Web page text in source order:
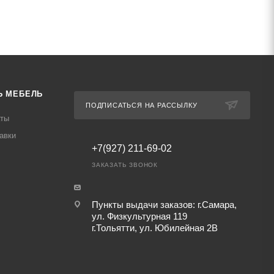
МЕБЕЛЬ
ПОДПИСАТЬСЯ НА РАССЫЛКУ
+7(927) 211-69-02
ЗАКАЗАТЬ ЗВОНОК
Пункты выдачи заказов: г.Самара,
ул. Физкультурная 119
г.Тольятти, ул. Юбилейная 2В